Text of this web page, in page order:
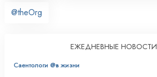
@theOrg
ЕЖЕДНЕВНЫЕ НОВОСТИ
Саентологи @в жизни